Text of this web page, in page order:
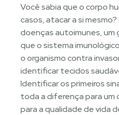
Você sabia que o corpo
casos, atacar a si
doenças autoimunes, um
que o sistema
o organismo contra
identificar tecidos
Identificar os primeiros
toda a diferença para um
para a qualidade de vida